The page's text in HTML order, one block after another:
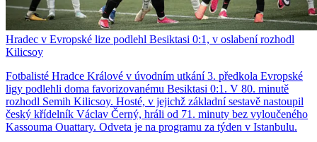
Hradec v Evropské lize podlehl Besiktasi 0:1, v oslabení rozhodl
Kilicsoy
Fotbalisté Hradce Králové v úvodním utkání 3. předkola Evropské
ligy podlehli doma favorizovanému Besiktasi 0:1. V 80. minutě
rozhodl Semih Kilicsoy. Hosté, v jejichž základní sestavě nastoupil
český křídelník Václav Černý, hráli od 71. minuty bez vyloučeného
Kassouma Ouattary. Odveta je na programu za týden v Istanbulu.